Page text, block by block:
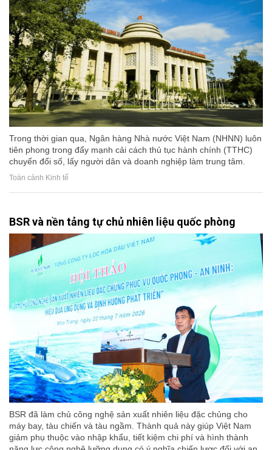
Trong thời gian qua, Ngân hàng Nhà nước Việt Nam (NHNN) luôn
tiên phong trong đẩy mạnh cải cách thủ tục hành chính (TTHC)
chuyển đổi số, lấy người dân và doanh nghiệp làm trung tâm.
Toàn cảnh Kinh tế
BSR và nền tảng tự chủ nhiên liệu quốc phòng
BSR đã làm chủ công nghệ sản xuất nhiên liệu đặc chủng cho
máy bay, tàu chiến và tàu ngầm. Thành quả này giúp Việt Nam
giảm phụ thuộc vào nhập khẩu, tiết kiệm chi phí và hình thành